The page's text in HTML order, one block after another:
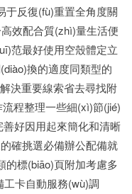
于反復(fù)重置全角度關
效配合質(zhì)量生活便
范最好使用空殼體定立
換的適度同類型的
決重要線索省去尋找附
程整理一些細(xì)節(jié)
好因用起來簡化和清晰
確挑選必備辦公配備就
的標(biāo)頁附加考慮多
卡自動服務(wù)調